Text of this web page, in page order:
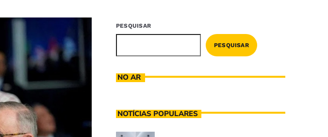
PESQUISAR
PESQUISAR
NO AR
NOTÍCIAS POPULARES